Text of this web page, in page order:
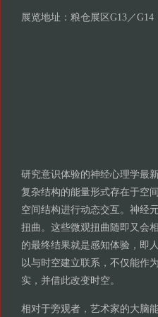
展览地址：粮仓展区G13／G14
研究意识体验的神经心理学最
复杂结构的能量形式存在于空
空间结构进行动态交互。神经
扭曲。这些微观扭曲随即又会
的最终结果就是感知体验，即
以与时空建立联系，不仅能作
实，并借此改变时空。
相对于旁观者，艺术家的大脑